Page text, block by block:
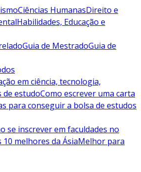
Ciências HumanasDireito e
Habilidades, Educação e
Guia de MestradoGuia de
em ciência, tecnologia,
de estudoComo escrever uma carta
para conseguir a bolsa de estudos
se inscrever em faculdades no
10 melhores da ÁsiaMelhor para